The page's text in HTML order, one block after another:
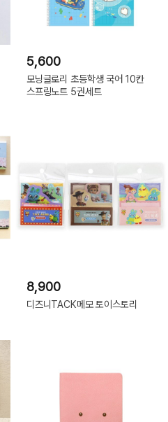
5,600
모닝글로리 초등학생 국어 10칸
스프링노트 5권세트
8,900
디즈니TACK메모 토이스토리